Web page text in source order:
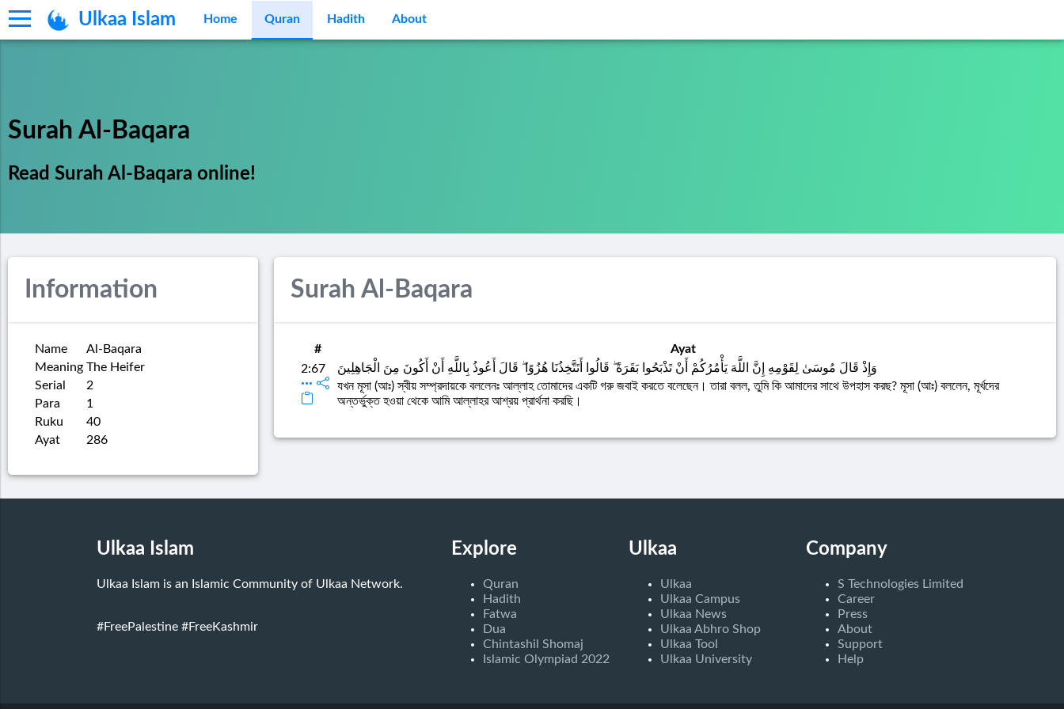
Ulkaa Islam Home Quran Hadith About
Surah Al-Baqara
Read Surah Al-Baqara online!
Information
Name
Al-Baqara
Meaning The Heifer
Serial
2
Para
1
Ruku
40
Ayat
286
Surah Al-Baqara
#
Ayat
2:67
وَإِذْ قَالَ مُوسَىٰ لِقَوْمِهِ إِنَّ اللَّهَ يَأْمُرُكُمْ أَنْ تَذْبَحُوا بَقَرَةً ۖ قَالُوا أَتَتَّخِذُنَا هُزُوًا ۖ قَالَ أَعُوذُ بِاللَّهِ أَنْ أَكُونَ مِنَ الْجَاهِلِينَ
যখন মূসা (আঃ) স্বীয় সম্প্রদায়কে বললেনঃ আল্লাহ তোমাদের একটি গরু জবাই করতে বলেছেন। তারা বলল, তুমি কি আমাদের সাথে উপহাস করছ? মূসা (আঃ) বললেন, মূর্খদের
অন্তর্ভুক্ত হওয়া থেকে আমি আল্লাহর আশ্রয় প্রার্থনা করছি।
Ulkaa Islam
Ulkaa Islam is an Islamic Community of Ulkaa Network.
#FreePalestine #FreeKashmir
Explore
Quran
Hadith
Fatwa
Dua
Chintashil Shomaj
Islamic Olympiad 2022
Ulkaa
Ulkaa
Ulkaa Campus
Ulkaa News
Ulkaa Abhro Shop
Ulkaa Tool
Ulkaa University
Company
S Technologies Limited
Career
Press
About
Support
Help